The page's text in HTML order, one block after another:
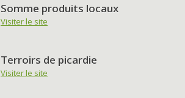
Somme produits locaux
Visiter le site
Terroirs de picardie
Visiter le site